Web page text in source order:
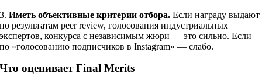
3.Иметь объективные критерии отбора. Если награду выдают
по результатам peer review, голосования индустриальных
экспертов, конкурса с независимым жюри — это сильно. Если
по «голосованию подписчиков в Instagram» — слабо.
Что оценивает Final Merits